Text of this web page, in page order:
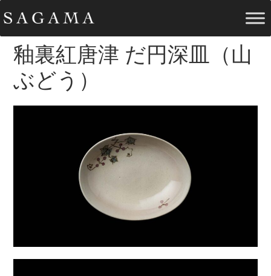
釉裏紅唐津 だ円深皿（山
ぶどう）